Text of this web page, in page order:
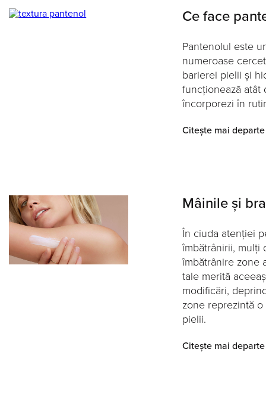
Ce face
Pantenolul este
numeroase
barierei pielii și
funcționează atât
încorporezi în
Citește mai departe
Mâinile și
În ciuda atenției
îmbătrânirii, mulți
îmbătrânire zone
tale merită
modificări,
zone reprezintă
pielii.
Citește mai departe